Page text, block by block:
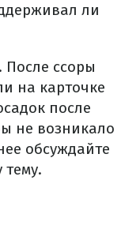
ли
После ссоры
на карточке
после
не возникало
обсуждайте